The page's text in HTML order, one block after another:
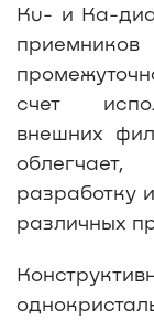
Ku- и Ka-
счет
внешних
разработку
различных